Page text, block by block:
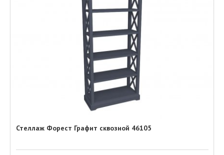
Стеллаж Форест Графит сквозной 46105